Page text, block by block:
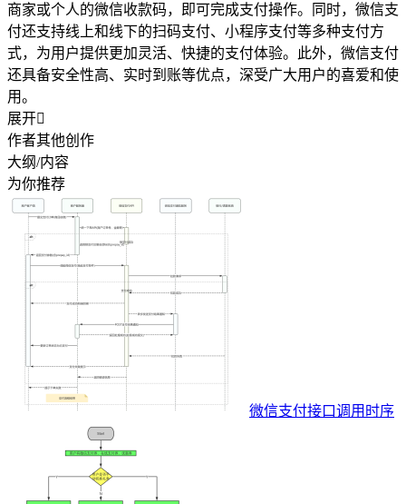
商家或个人的微信收款码，即可完成支付操作。同时，微信支
付还支持线上和线下的扫码支付、小程序支付等多种支付方
式，为用户提供更加灵活、快捷的支付体验。此外，微信支付
还具备安全性高、实时到账等优点，深受广大用户的喜爱和使
用。
展开
作者其他创作
大纲/内容
为你推荐
微信支付接口调用时序